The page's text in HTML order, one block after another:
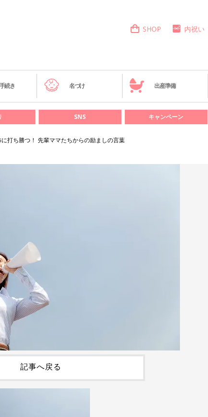
SHOP 内祝い
続き 名づけ 出産準備
SNS キャンペーン
打ち勝つ！ 先輩ママたちからの励ましの言葉
記事へ戻る